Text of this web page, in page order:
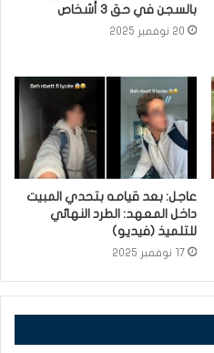
بالسجن في حق 3 أشخاص
20 نوفمبر 2025
عاجل: بعد قيامه بتحدي المبيت
داخل المعهد: الطرد النهائي
للتلميذ (فيديو)
17 نوفمبر 2025